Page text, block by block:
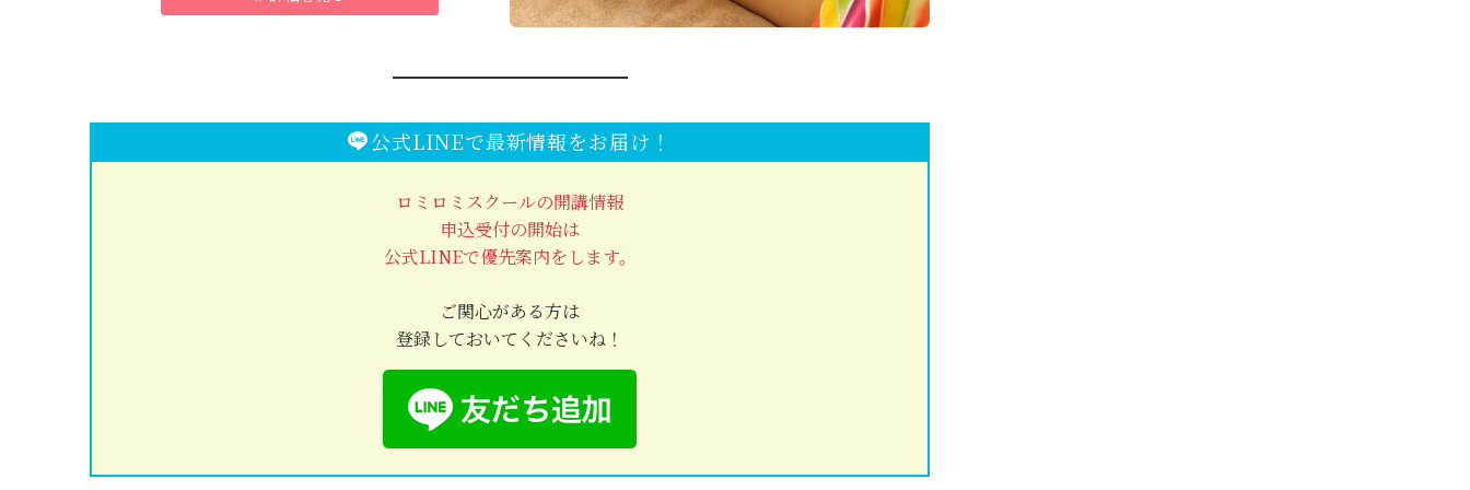
公式LINEで最新情報をお届け！
ロミロミスクールの開講情報
申込受付の開始は
公式LINEで優先案内をします。
ご関心がある方は
登録しておいてくださいね！